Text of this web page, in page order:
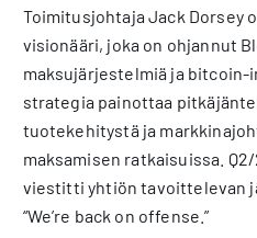
Toimitusjohtaja Jack Dorsey
visionääri, joka on ohjannut
maksujärjestelmiä ja
strategia painottaa
tuotekehitystä ja
maksamisen ratkaisuissa.
viestitti yhtiön tavoittelevan
“We’re back on offense.”